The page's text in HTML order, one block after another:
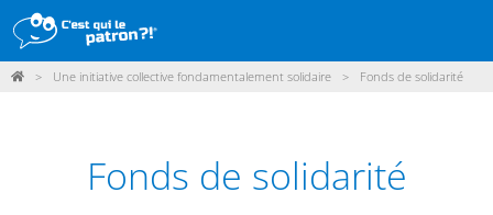
POINTS DE VENTE
> Une initiative collective fondamentalement solidaire > Fonds de solidarité
Fonds de solidarité